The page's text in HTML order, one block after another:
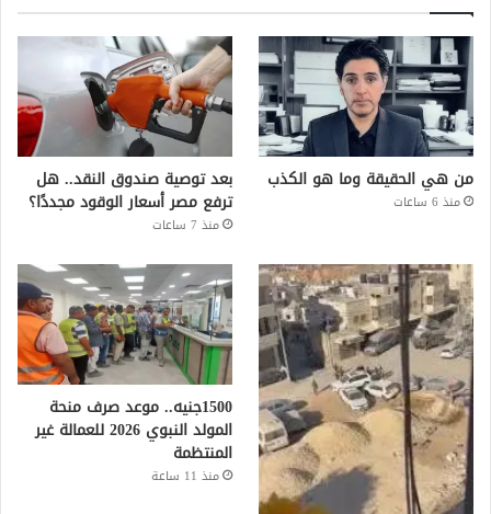
من هي الحقيقة وما هو الكذب
منذ 6 ساعات
بعد توصية صندوق النقد.. هل
ترفع مصر أسعار الوقود مجددًا؟
منذ 7 ساعات
1500جنيه.. موعد صرف منحة
المولد النبوي 2026 للعمالة غير
المنتظمة
منذ 11 ساعة